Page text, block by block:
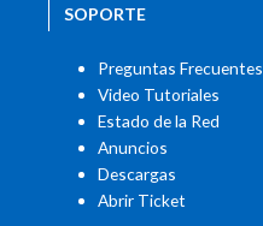
SOPORTE
Preguntas Frecuentes
Video Tutoriales
Estado de la Red
Anuncios
Descargas
Abrir Ticket